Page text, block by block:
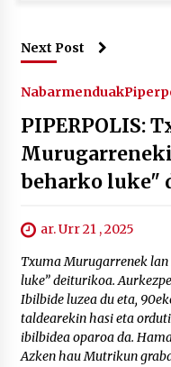
Next Post
Nabarmenduak
PIPERPOLIS:
beharko luke"
ar. Urr 21 , 2025
Txuma Murugarrenek
luke” deiturikoa.
Ibilbide luzea du eta,
taldearekin hasi eta
ibilbidea oparoa da.
Azken hau Mutrikun